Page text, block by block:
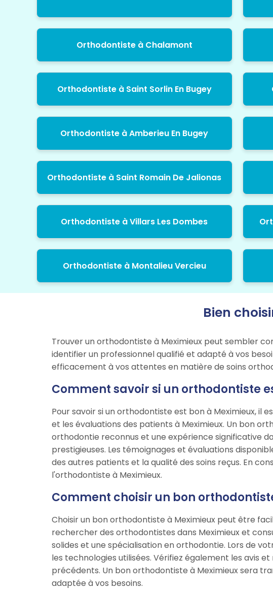
Orthodontiste à Chalamont
Orthodontiste à Saint Sorlin En Bugey
Orthodontiste à Amberieu En Bugey
Orthodontiste à Saint Romain De Jalionas
Orthodontiste à Villars Les Dombes
Orthodontiste à Montalieu Vercieu
Bien
Trouver un orthodontiste à Meximieux peut sembler
identifier un professionnel qualifié et adapté à vos
efficacement à vos attentes en matière de soins
Comment savoir si un orthodontiste
Pour savoir si un orthodontiste est bon à Meximieux, il
et les évaluations des patients à Meximieux. Un bon
orthodontie reconnus et une expérience significative
prestigieuses. Les témoignages et évaluations
des autres patients et la qualité des soins reçus. En
l'orthodontiste à Meximieux.
Comment choisir un bon
Choisir un bon orthodontiste à Meximieux peut être
rechercher des orthodontistes dans Meximieux et
solides et une spécialisation en orthodontie. Lors de
les technologies utilisées. Vérifiez également les avis
précédents. Un bon orthodontiste à Meximieux sera
adaptée à vos besoins.